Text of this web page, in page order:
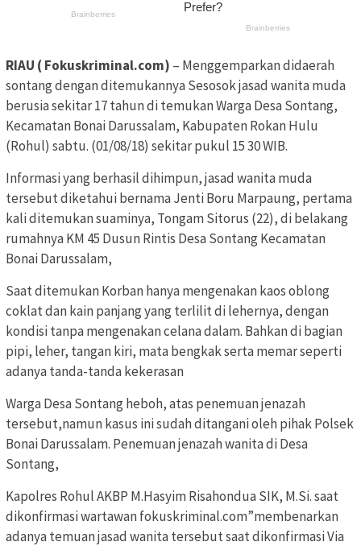
RIAU ( Fokuskriminal.com) ‎ – Menggemparkan didaerah
sontang dengan ditemukannya Sesosok jasad wanita muda
berusia sekitar 17 tahun di temukan Warga Desa Sontang,
Kecamatan Bonai Darussalam, Kabupaten Rokan Hulu
(Rohul) ‎sabtu. (01/08/18) sekitar pukul 15 30 WIB.
‎Informasi yang berhasil dihimpun, jasad wanita muda
tersebut diketahui bernama Jenti Boru Marpaung, pertama
kali ditemukan‎ suaminya, Tongam Sitorus‎ (22), di belakang
rumahnya KM 45 Dusun Rintis Desa Sontang Kecamatan
Bonai Darussalam,‎
Saat ditemukan Korban hanya‎‎ mengenakan kaos oblong
coklat dan kain panjang yang terlilit di lehernya, dengan
kondisi tanpa mengenakan celana dalam. Bahkan di bagian
pipi, leher, tangan kiri, mata bengkak serta memar seperti
adanya tanda-tanda kekerasan
Warga Desa Sontang heboh, atas penemuan jenazah
tersebut,namun kasus ini sudah ditangani oleh pihak Polsek
Bonai Darussalam. Penemuan jenazah wanita di Desa
Sontang,
Kapolres Rohul AKBP M.Hasyim Risahondua SIK, M.Si. saat
dikonfirmasi wartawan fokuskriminal.com”membenarkan
adanya temuan jasad wanita tersebut saat dikonfirmasi Via